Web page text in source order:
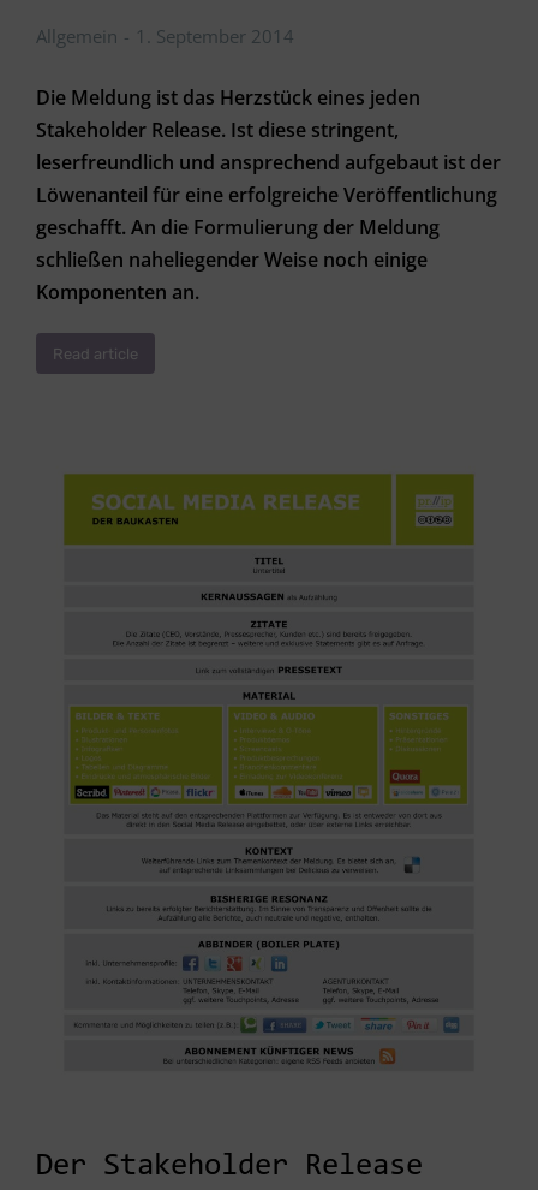
Allgemein 1. September 2014
Die Meldung ist das Herzstück eines jeden
Stakeholder Release. Ist diese stringent,
leserfreundlich und ansprechend aufgebaut ist der
Löwenanteil für eine erfolgreiche Veröffentlichung
geschafft. An die Formulierung der Meldung
schließen naheliegender Weise noch einige
Komponenten an.
Read article
Der Stakeholder Release